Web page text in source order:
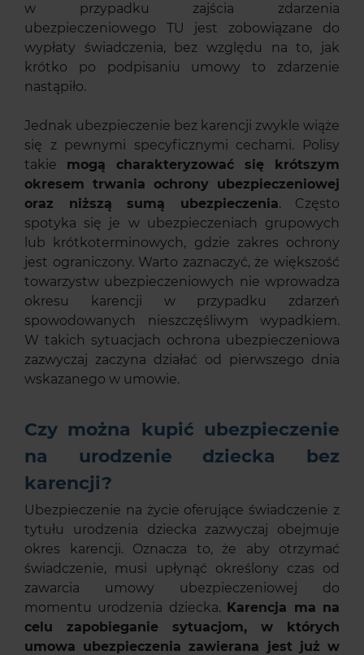
w przypadku zajścia zdarzenia
ubezpieczeniowego TU jest zobowiązane do
wypłaty świadczenia, bez względu na to, jak
krótko po podpisaniu umowy to zdarzenie
nastąpiło.
Jednak ubezpieczenie bez karencji zwykle wiąże
się z pewnymi specyficznymi cechami. Polisy
takie mogą charakteryzować się krótszym
okresem trwania ochrony ubezpieczeniowej
oraz niższą sumą ubezpieczenia. Często
spotyka się je w ubezpieczeniach grupowych
lub krótkoterminowych, gdzie zakres ochrony
jest ograniczony. Warto zaznaczyć, że większość
towarzystw ubezpieczeniowych nie wprowadza
okresu karencji w przypadku zdarzeń
spowodowanych nieszczęśliwym wypadkiem.
W takich sytuacjach ochrona ubezpieczeniowa
zazwyczaj zaczyna działać od pierwszego dnia
wskazanego w umowie.
Czy można kupić ubezpieczenie
na urodzenie dziecka bez
karencji?
Ubezpieczenie na życie oferujące świadczenie z
tytułu urodzenia dziecka zazwyczaj obejmuje
okres karencji. Oznacza to, że aby otrzymać
świadczenie, musi upłynąć określony czas od
zawarcia umowy ubezpieczeniowej do
momentu urodzenia dziecka. Karencja ma na
celu zapobieganie sytuacjom, w których
umowa ubezpieczenia zawierana jest już w